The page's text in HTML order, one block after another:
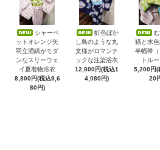
シャーベ
ットオレンジ矢
羽立涌縞がモダ
ンなスリーウェ
イ夏着物浴衣
8,800円(税込9,6
80円)
虹色ぼか
し鳥のような丸
文様がロマンチ
ックな注染浴衣
12,800円(税込1
4,080円)
猫と水
半幅帯
トルー
5,200円(
20